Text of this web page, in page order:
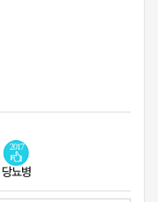
2017
당뇨병